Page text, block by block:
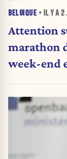
BELGIQUE • IL Y A 2
Attention
marathon
week-end